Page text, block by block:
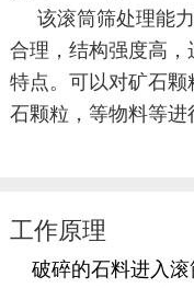
该滚筒筛处理能力
合理，结构强度高
特点。可以对矿石
石颗粒，等物料等进
工作原理
破碎的石料进入